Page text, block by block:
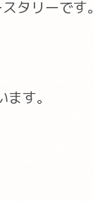
タリーです。
す。